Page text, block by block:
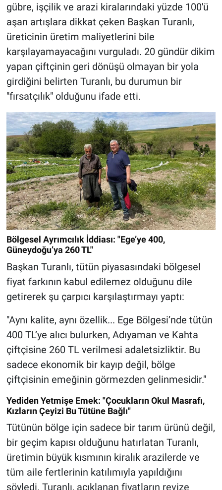
gübre, işçilik ve arazi kiralarındaki yüzde 100'ü
aşan artışlara dikkat çeken Başkan Turanlı,
üreticinin üretim maliyetlerini bile
karşılayamayacağını vurguladı. 20 gündür dikim
yapan çiftçinin geri dönüşü olmayan bir yola
girdiğini belirten Turanlı, bu durumun bir
"fırsatçılık" olduğunu ifade etti.
Bölgesel Ayrımcılık İddiası: "Ege’ye 400,
Güneydoğu’ya 260 TL"
Başkan Turanlı, tütün piyasasındaki bölgesel
fiyat farkının kabul edilemez olduğunu dile
getirerek şu çarpıcı karşılaştırmayı yaptı:
"Aynı kalite, aynı özellik... Ege Bölgesi’nde tütün
400 TL’ye alıcı bulurken, Adıyaman ve Kahta
çiftçisine 260 TL verilmesi adaletsizliktir. Bu
sadece ekonomik bir kayıp değil, bölge
çiftçisinin emeğinin görmezden gelinmesidir."
Yediden Yetmişe Emek: "Çocukların Okul Masrafı,
Kızların Çeyizi Bu Tütüne Bağlı"
Tütünün bölge için sadece bir tarım ürünü değil,
bir geçim kapısı olduğunu hatırlatan Turanlı,
üretimin büyük kısmının kiralık arazilerde ve
tüm aile fertlerinin katılımıyla yapıldığını
söyledi. Turanlı, açıklanan fiyatların revize